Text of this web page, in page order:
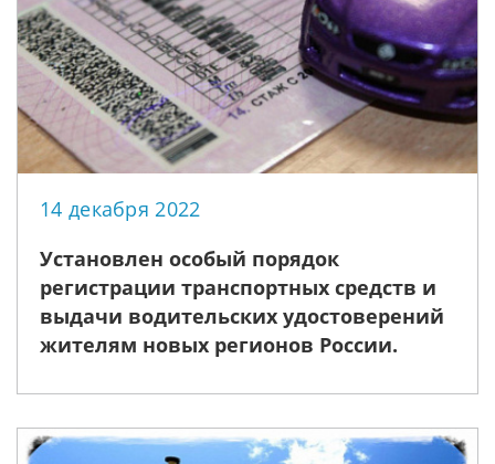
14 декабря 2022
Установлен особый порядок
регистрации транспортных средств и
выдачи водительских удостоверений
жителям новых регионов России.